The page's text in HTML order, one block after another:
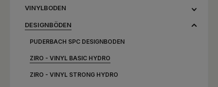
VINYLBODEN
DESIGNBÖDEN
PUDERBACH SPC DESIGNBODEN
ZIRO - VINYL BASIC HYDRO
ZIRO - VINYL STRONG HYDRO